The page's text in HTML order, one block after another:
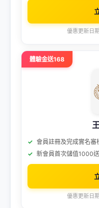
優惠更新日
體驗金送168
會員註冊及完成實名審
新會員首次儲值1000
優惠更新日